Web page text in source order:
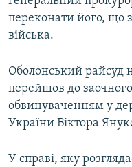
переконати його, що
війська.
Оболонський райсуд
перейшов до
обвинуваченням у
України Віктора
У справі, яку